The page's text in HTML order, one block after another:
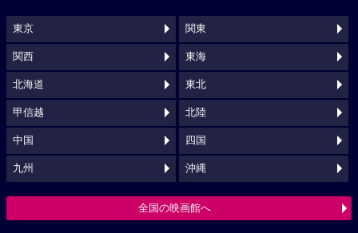
東京 関東
関西 東海
北海道 東北
甲信越 北陸
中国 四国
九州 沖縄
全国の映画館へ